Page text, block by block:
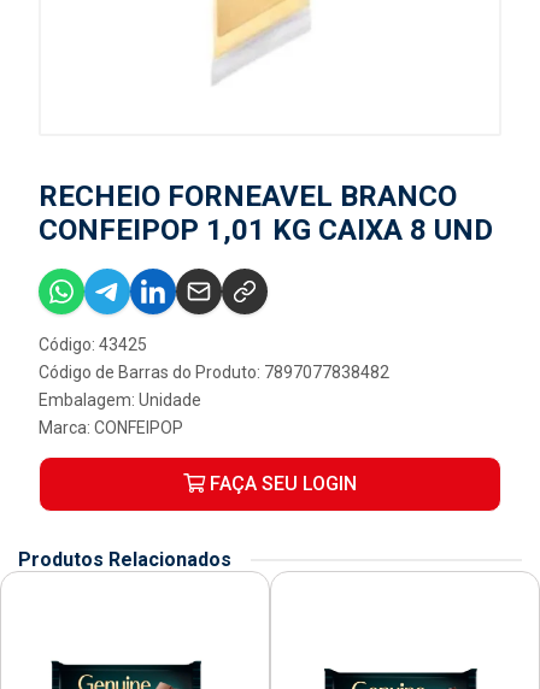
RECHEIO FORNEAVEL BRANCO
CONFEIPOP 1,01 KG CAIXA 8 UND
Código: 43425
Código de Barras do Produto: 7897077838482
Embalagem: Unidade
Marca: CONFEIPOP
FAÇA SEU LOGIN
Produtos Relacionados